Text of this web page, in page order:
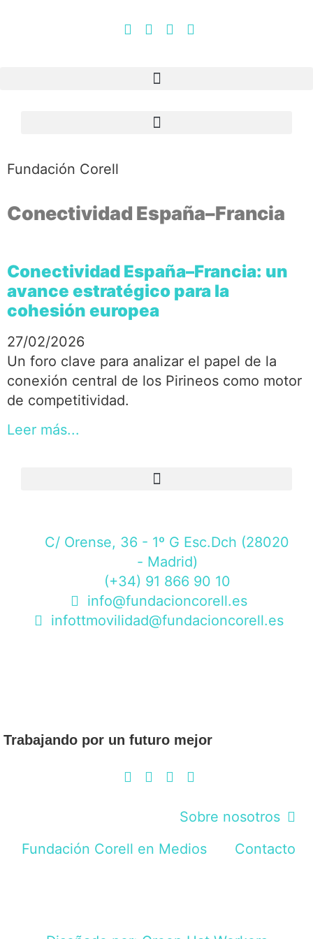
Fundación Corell
Conectividad España–Francia
Conectividad España–Francia: un
avance estratégico para la
cohesión europea
27/02/2026
Un foro clave para analizar el papel de la
conexión central de los Pirineos como motor
de competitividad.
Leer más...
C/ Orense, 36 - 1º G Esc.Dch (28020
- Madrid)
(+34) 91 866 90 10
info@fundacioncorell.es
infottmovilidad@fundacioncorell.es
Trabajando por un futuro mejor
Sobre nosotros
Fundación Corell en Medios
Contacto